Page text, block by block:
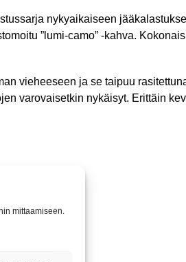
mittaamiseen.
nykyaikaiseen
”lumi-camo” -kahva.
vieheeseen ja se taipuu
varovaisetkin nykäisyt. Erittäin